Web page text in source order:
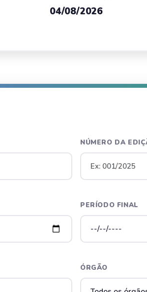
04/08/2026
NÚMERO DA
PERÍODO FINAL
ÓRGÃO